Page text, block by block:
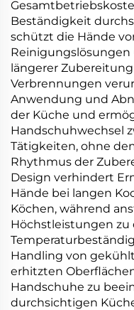
Beständigkeit
schützt die Hände
Reinigungslösungen
längerer
Verbrennungen
Anwendung und
der Küche und
Handschuhwechsel
Tätigkeiten, ohne
Rhythmus der
Design verhindert
Hände bei langen
Köchen, während
Höchstleistungen zu
Handling von
erhitzten
Handschuhe zu
durchsichtigen